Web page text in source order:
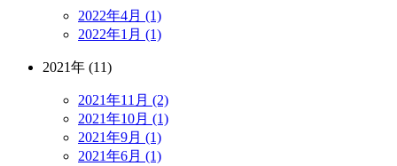
2022年4月 (1)
2022年1月 (1)
2021年 (11)
2021年11月 (2)
2021年10月 (1)
2021年9月 (1)
2021年6月 (1)